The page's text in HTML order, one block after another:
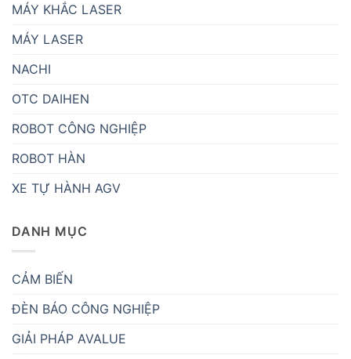
MÁY KHẮC LASER
MÁY LASER
NACHI
OTC DAIHEN
ROBOT CÔNG NGHIỆP
ROBOT HÀN
XE TỰ HÀNH AGV
DANH MỤC
CẢM BIẾN
ĐÈN BÁO CÔNG NGHIỆP
GIẢI PHÁP AVALUE